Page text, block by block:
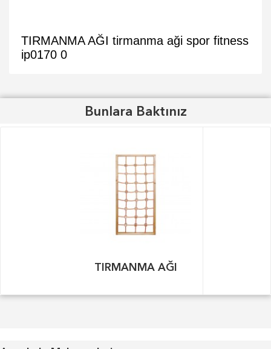
TIRMANMA AĞI tirmanma aği spor fitness
ip0170 0
Bunlara Baktınız
TIRMANMA AĞI